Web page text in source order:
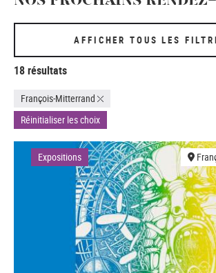
AFFICHER TOUS LES
18 résultats
François-Mitterrand
Réinitialiser les choix
Expositions